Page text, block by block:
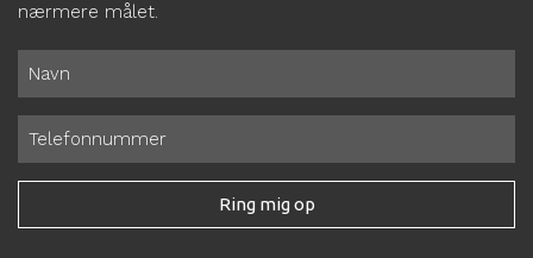
nærmere målet.